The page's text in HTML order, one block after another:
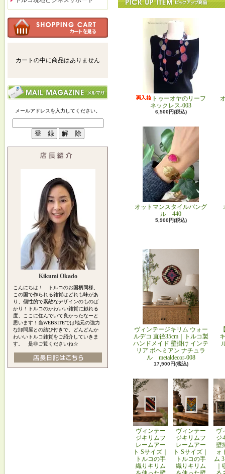
カートの中に商品はありません
メールアドレスを入力してください。
Kikumi Okado
こんにちは！ トルコのお国柄同様、
この国で作られる雑貨はどれも味があ
り、個性的で素敵なデザインのものば
かり！トルコのかわいい雑貨に触れる
度、ここに住んでいて良かったなーと
思います！当WEBSITEでは地元の強力
な卸問屋との結び付きで、どんどんか
わいいトルコ雑貨をご紹介していきま
す。 是非ご覧くださいね☆
トゥーオヤのリーフ
ネックレス-003
6,500円(税込)
オットマンスタイルバング
ル 440
5,900円(税込)
ヴィンテージキリム ウォー
ルデコ 直径35cm｜トルコ製
ハンドメイド 壁掛け インテ
リア ボヘミアン ナチュラ
ル metaldecor-008
17,900円(税込)
ヴィンテー
ジキリムフ
レームアー
ト Sサイズ｜
トルコの手
織りキリム
ヴィンテー
ジキリムフ
レームアー
ト Sサイズ｜
トルコの手
織りキリム
ヴ
ジ
壁
ォ
ム